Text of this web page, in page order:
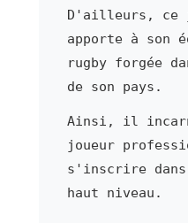
D'ailleurs, ce
apporte à son
rugby forgée
de son pays.
Ainsi, il
joueur
s'inscrire
haut niveau.